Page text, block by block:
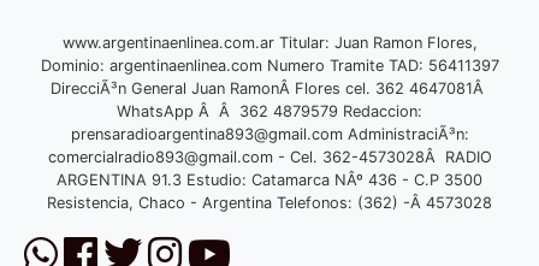
www.argentinaenlinea.com.ar Titular: Juan Ramon Flores,
Dominio: argentinaenlinea.com Numero Tramite TAD: 56411397
DirecciÃ³n General Juan RamonÂ Flores cel. 362 4647081Â
WhatsApp Â Â 362 4879579 Redaccion:
prensaradioargentina893@gmail.comAdministraciÃ³n:
comercialradio893@gmail.com- Cel. 362-4573028Â RADIO
ARGENTINA 91.3 Estudio: Catamarca NÂº 436 - C.P 3500
Resistencia, Chaco - Argentina Telefonos: (362) -Â 4573028